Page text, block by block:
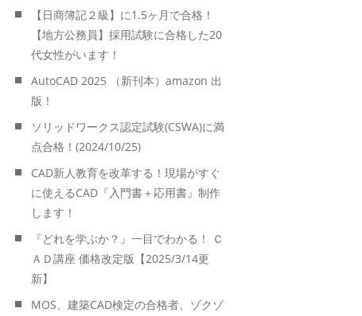
【日商簿記２級】に1.5ヶ月で合格！
【地方公務員】採用試験に合格した20
代女性がいます！
AutoCAD 2025 （新刊本）amazon 出
版！
ソリッドワークス認定試験(CSWA)に満
点合格！(2024/10/25)
CAD新人教育を改革する！現場がすぐ
に使えるCAD『入門書＋応用書』制作
します！
『どれを学ぶか？』一目でわかる！ Ｃ
ＡＤ講座 価格改定版【2025/3/14更
新】
MOS、建築CAD検定の合格者、ゾクゾ